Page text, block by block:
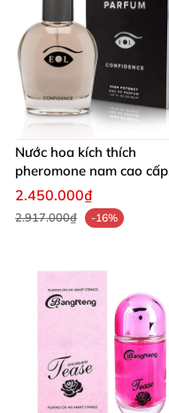
Nước hoa kích thích
pheromone nam cao cấp
USA thu hút phái nữ
2.450.000₫
2.917.000₫ -16%